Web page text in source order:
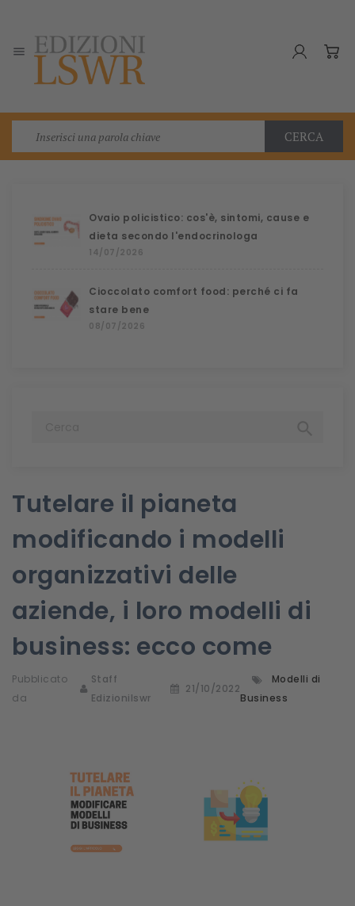

CERCA
Ovaio policistico: cos'è, sintomi, cause e
dieta secondo l'endocrinologa
14/07/2026
Cioccolato comfort food: perché ci fa
stare bene
08/07/2026
Tutelare il pianeta
modificando i modelli
organizzativi delle
aziende, i loro modelli di
business: ecco come
Pubblicato
da
Staff
Edizionilswr
21/10/2022
Modelli di
Business